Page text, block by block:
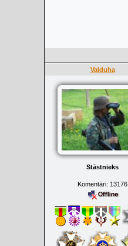
Valduha
Stāstnieks
Komentāri: 13176